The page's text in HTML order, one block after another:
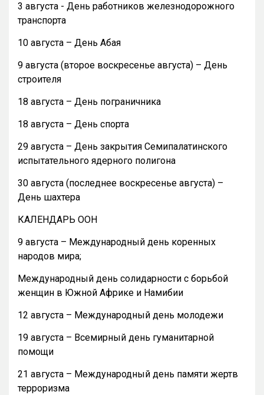
3 августа - День работников железнодорожного
транспорта
10 августа – День Абая
9 августа (второе воскресенье августа) – День
строителя
18 августа – День пограничника
18 августа – День спорта
29 августа – День закрытия Семипалатинского
испытательного ядерного полигона
30 августа (последнее воскресенье августа) –
День шахтера
КАЛЕНДАРЬ ООН
9 августа – Международный день коренных
народов мира;
Международный день солидарности с борьбой
женщин в Южной Африке и Намибии
12 августа – Международный день молодежи
19 августа – Всемирный день гуманитарной
помощи
21 августа – Международный день памяти жертв
терроризма